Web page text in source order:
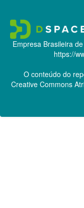
Empresa Brasileira
https://
O conteúdo do
Creative Commons